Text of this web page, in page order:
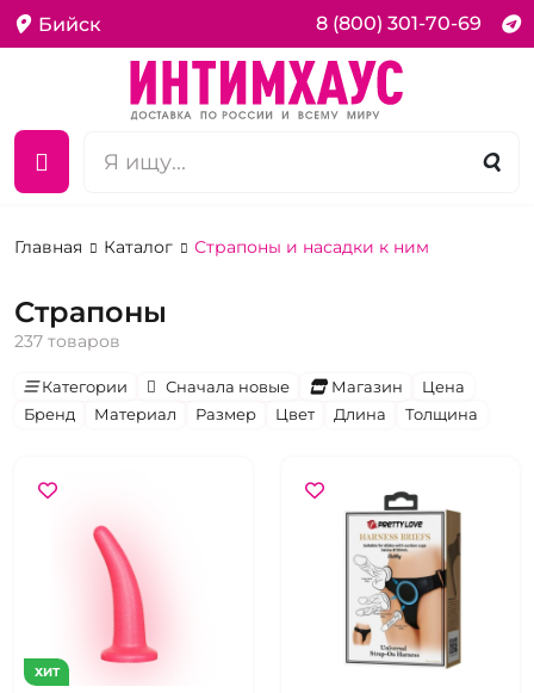
Бийск 8 (800) 301-70-69
Главная Каталог Страпоны и насадки к ним
Страпоны
237 товаров
Категории Сначала новые Магазин
Цена
Бренд
Материал Размер Цвет Длина Толщина
ХИТ